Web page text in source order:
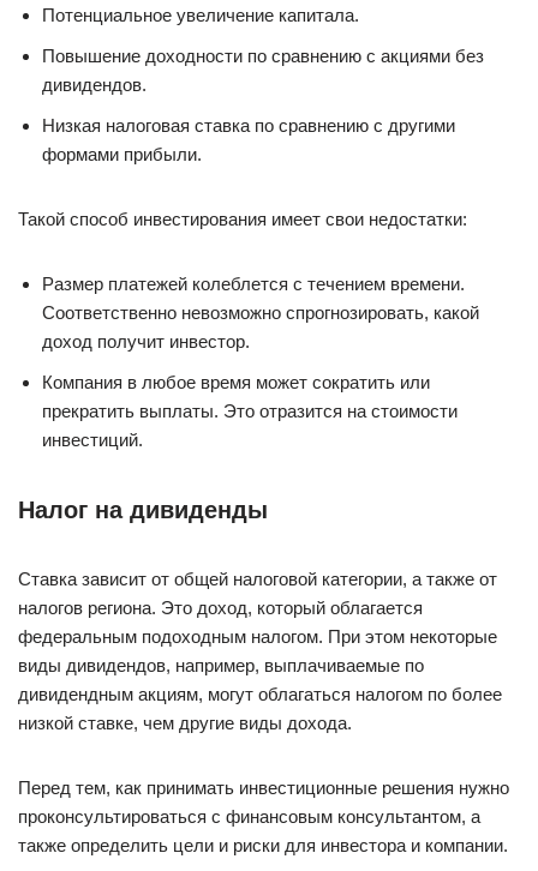
Потенциальное увеличение капитала.
Повышение доходности по сравнению с акциями без
дивидендов.
Низкая налоговая ставка по сравнению с другими
формами прибыли.
Такой способ инвестирования имеет свои недостатки:
Размер платежей колеблется с течением времени.
Соответственно невозможно спрогнозировать, какой
доход получит инвестор.
Компания в любое время может сократить или
прекратить выплаты. Это отразится на стоимости
инвестиций.
Налог на дивиденды
Ставка зависит от общей налоговой категории, а также от
налогов региона. Это доход, который облагается
федеральным подоходным налогом. При этом некоторые
виды дивидендов, например, выплачиваемые по
дивидендным акциям, могут облагаться налогом по более
низкой ставке, чем другие виды дохода.
Перед тем, как принимать инвестиционные решения нужно
проконсультироваться с финансовым консультантом, а
также определить цели и риски для инвестора и компании.